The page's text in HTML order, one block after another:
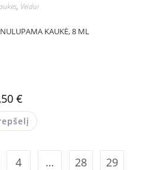
, Veidui
KAUKĖ, 8 ML
€
4 … 28
29